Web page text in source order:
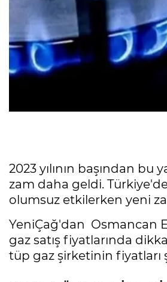
2023 yılının başından
zam daha geldi. Türkiye'de
olumsuz etkilerken yeni
YeniÇağ'dan Osmancan
gaz satış fiyatlarında
tüp gaz şirketinin fiyatları